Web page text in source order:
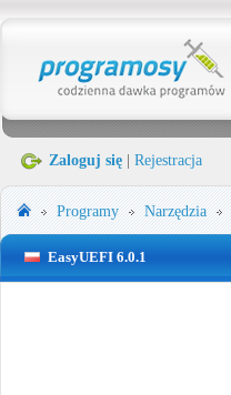
Zaloguj się Rejestracja
Programy Narzędzia
EasyUEFI 6.0.1